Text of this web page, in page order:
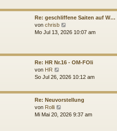
i
t
a
s
t
r
i
t
Re: geschliffene Saiten auf W…
von chrisb
e
s
t
r
e
i
r
Mo Jul 13, 2026 10:07 am
Re: HR Nr.16 - OM-FOli
von HR
e
e
s
t
e
So Jul 26, 2026 10:12 am
Re: Neuvorstellung
von Rolli
e
Mi Mai 20, 2026 9:37 am